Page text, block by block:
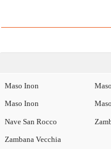
Maso Inon
Maso Inon
Nave San Rocco
Zambana Vecchia